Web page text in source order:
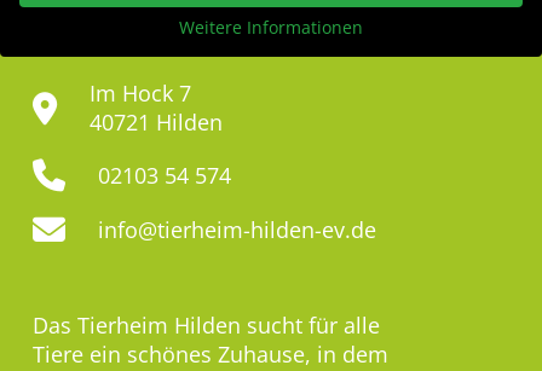
Weitere Informationen
Im Hock 7
40721 Hilden
02103 54 574
info@tierheim-hilden-ev.de
Das Tierheim Hilden sucht für alle
Tiere ein schönes Zuhause, in dem